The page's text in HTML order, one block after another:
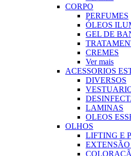
CORPO
PERFUMES
ÓLEOS
GEL DE
CREMES
Ver mais
ACESSORIOS
DIVERSOS
LAMINAS
OLEOS
OLHOS
LIFTING E